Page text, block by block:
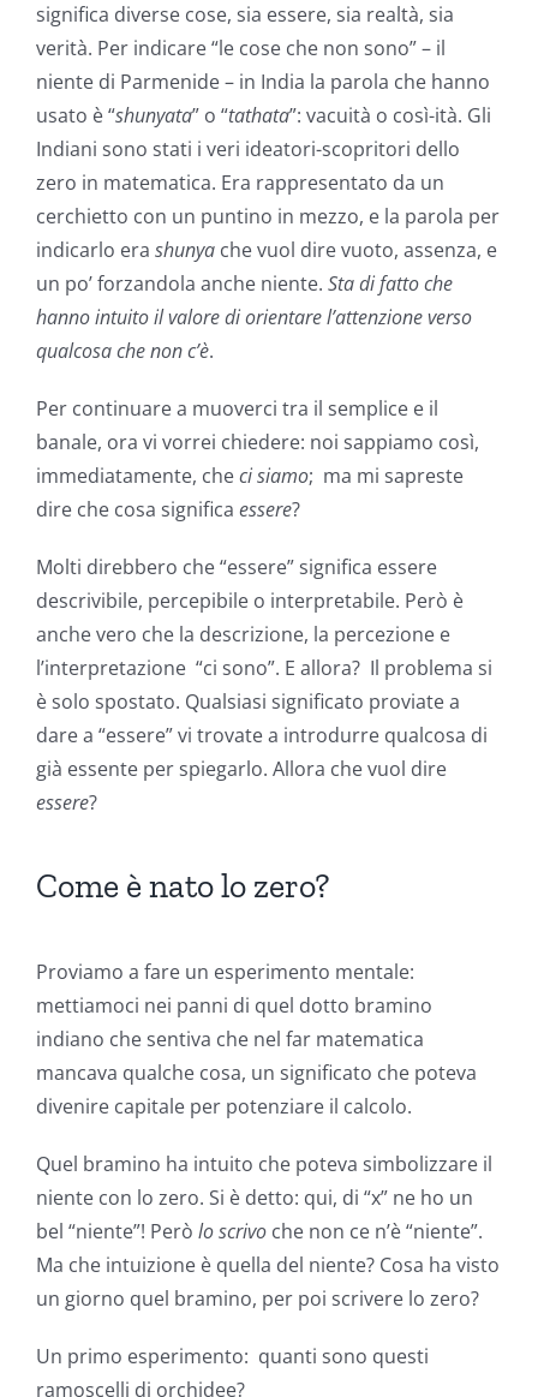
significa diverse cose, sia essere, sia realtà, sia
verità. Per indicare “le cose che non sono” – il
niente di Parmenide – in India la parola che hanno
usato è “shunyata” o “tathata”: vacuità o così-ità. Gli
Indiani sono stati i veri ideatori-scopritori dello
zero in matematica. Era rappresentato da un
cerchietto con un puntino in mezzo, e la parola per
indicarlo era shunya che vuol dire vuoto, assenza, e
un po’ forzandola anche niente. Sta di fatto che
hanno intuito il valore di orientare l’attenzione verso
qualcosa che non c’è.
Per continuare a muoverci tra il semplice e il
banale, ora vi vorrei chiedere: noi sappiamo così,
immediatamente, checi siamo; ma mi sapreste
dire che cosa significa essere?
Molti direbbero che “essere” significa essere
descrivibile, percepibile o interpretabile. Però è
anche vero che la descrizione, la percezione e
l’interpretazione “ci sono”. E allora? Il problema si
è solo spostato. Qualsiasi significato proviate a
dare a “essere” vi trovate a introdurre qualcosa di
già essente per spiegarlo. Allora che vuol dire
essere?
Come è nato lo zero?
Proviamo a fare un esperimento mentale:
mettiamoci nei panni di quel dotto bramino
indiano che sentiva che nel far matematica
mancava qualche cosa, un significato che poteva
divenire capitale per potenziare il calcolo.
Quel bramino ha intuito che poteva simbolizzare il
niente con lo zero. Si è detto: qui, di “x” ne ho un
bel “niente”! Però lo scrivo che non ce n’è “niente”.
Ma che intuizione è quella del niente? Cosa ha visto
un giorno quel bramino, per poi scrivere lo zero?
Un primo esperimento: quanti sono questi
ramoscelli di orchidee?